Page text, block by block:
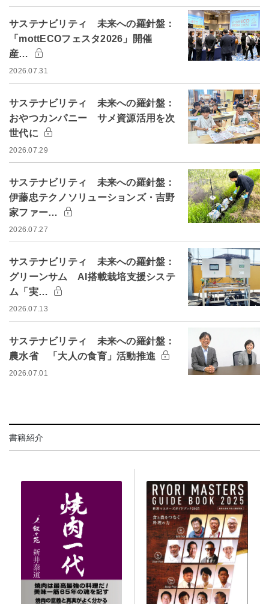
サステナビリティ 未来への羅針盤：
「mottECOフェスタ2026」開催
産…
2026.07.31
サステナビリティ 未来への羅針盤：
おやつカンパニー サメ資源活用を次
世代に
2026.07.29
サステナビリティ 未来への羅針盤：
伊藤忠テクノソリューションズ・吉野
家ファー…
2026.07.27
サステナビリティ 未来への羅針盤：
グリーンサム AI搭載栽培支援システ
ム「実…
2026.07.13
サステナビリティ 未来への羅針盤：
農水省 「大人の食育」活動推進
2026.07.01
書籍紹介